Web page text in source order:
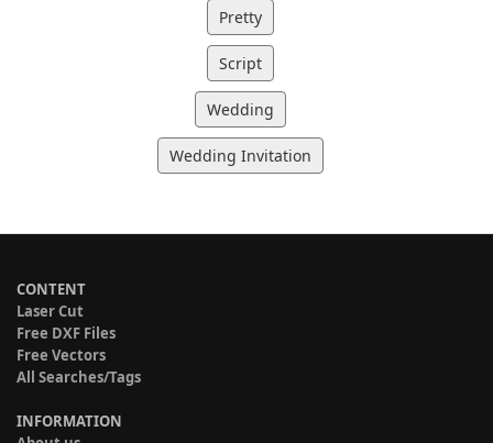
Pretty
Script
Wedding
Wedding Invitation
CONTENT
Laser Cut
Free DXF Files
Free Vectors
All Searches/Tags
INFORMATION